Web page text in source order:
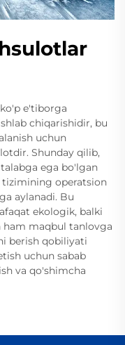
e'tiborga
chiqarishidir, bu
uchun
Shunday qilib,
ega bo'lgan
operatsion
aylanadi. Bu
ekologik, balki
maqbul tanlovga
berish qobiliyati
uchun sabab
va qo'shimcha